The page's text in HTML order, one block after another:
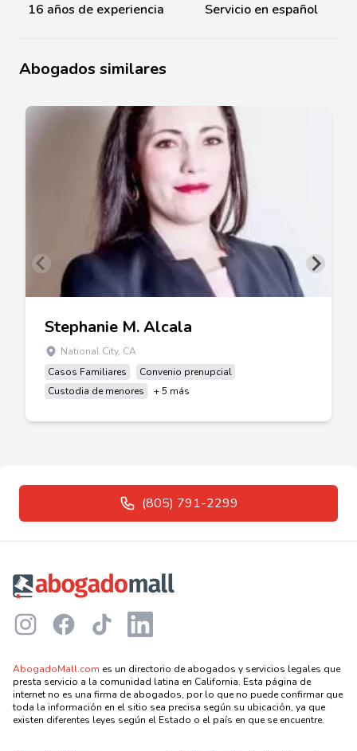
16 años de experiencia Servicio en español
Abogados similares
Stephanie M. Alcala
National City, CA
Casos Familiares
Convenio prenupcial
Custodia de menores
+ 5 más
(805) 791-2299
InstagramFacebookTikTok LinkedIn
AbogadoMall.com es un directorio de abogados y servicios legales que
presta servicio a la comunidad latina en California. Esta página de
internet no es una firma de abogados, por lo que no puede confirmar que
toda la información en el sitio sea precisa según su ubicación, ya que
existen diferentes leyes según el Estado o el país en que se encuentre.